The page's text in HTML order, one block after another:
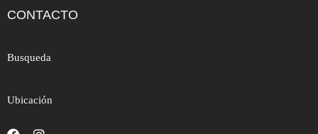
CONTACTO
Busqueda
Ubicación